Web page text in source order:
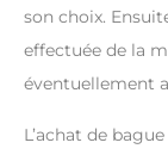
son choix.
effectuée de la
éventuellement
L’achat de